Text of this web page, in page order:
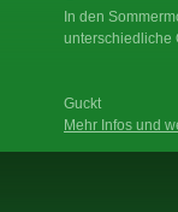
In den
unterschiedliche
Guckt
Mehr Infos und